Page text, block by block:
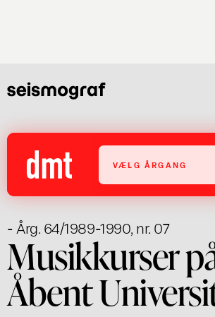
VÆLG ÅRGANG
- Årg. 64/1989-1990, nr. 07
Musikkurser
Åbent